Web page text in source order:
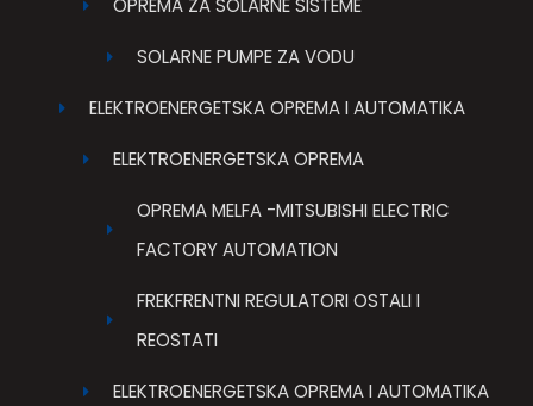
OPREMA ZA SOLARNE SISTEME
SOLARNE PUMPE ZA VODU
ELEKTROENERGETSKA OPREMA I AUTOMATIKA
ELEKTROENERGETSKA OPREMA
OPREMA MELFA -MITSUBISHI ELECTRIC
FACTORY AUTOMATION
FREKFRENTNI REGULATORI OSTALI I
REOSTATI
ELEKTROENERGETSKA OPREMA I AUTOMATIKA